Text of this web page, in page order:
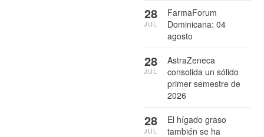
FarmaForum
Dominicana: 04
agosto
28
JUL
AstraZeneca
consolida un sólido
primer semestre de
2026
28
JUL
El hígado graso
también se ha
28
JUL